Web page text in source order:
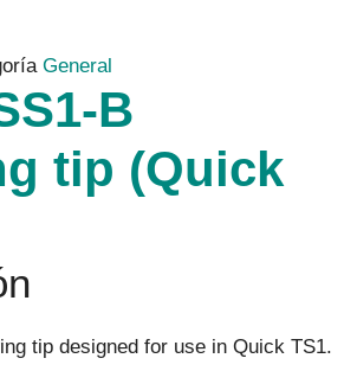
General
B
tip (Quick
tip designed for use in Quick TS1.